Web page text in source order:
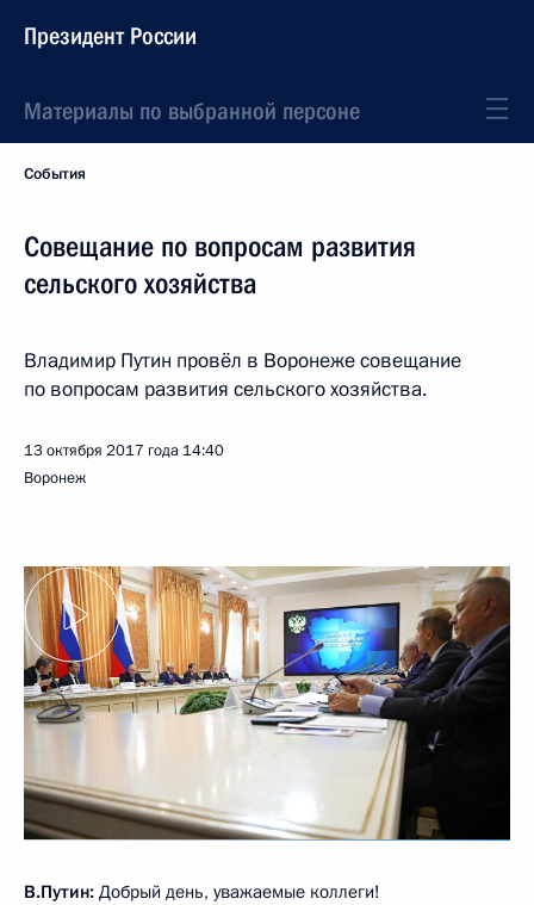
Президент России
Материалы по выбранной персоне
События
Совещание по вопросам развития
сельского хозяйства
Владимир Путин провёл в Воронеже совещание
по вопросам развития сельского хозяйства.
13 октября 2017 года 14:40
Воронеж
В.Путин: Добрый день, уважаемые коллеги!